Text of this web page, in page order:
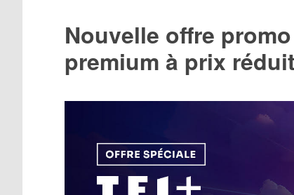
Nouvelle offre
premium à prix